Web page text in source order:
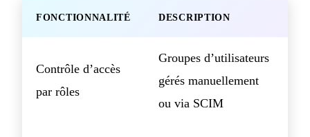
FONCTIONNALITÉ DESCRIPTION
Contrôle d’accès
par rôles
Groupes d’utilisateurs
gérés manuellement
ou via SCIM